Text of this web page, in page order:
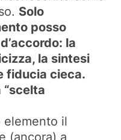
Solo
posso
la
la sintesi
fiducia cieca.
“scelta
elemento il